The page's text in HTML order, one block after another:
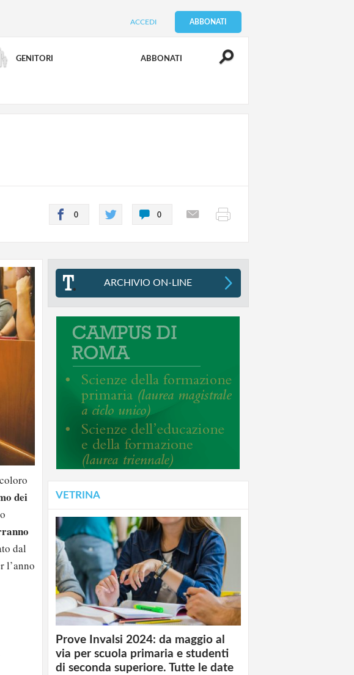
ACCEDI ABBONATI
GENITORI ABBONATI
0 0
dei
dal
l’anno
ARCHIVIO ON-LINE
VETRINA
Prove Invalsi 2024: da maggio al
via per scuola primaria e studenti
di seconda superiore. Tutte le date